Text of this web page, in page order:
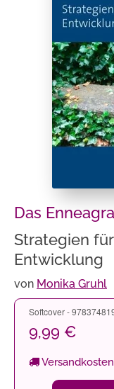
Das
Strategien
Entwicklung
von Monika Gruhl
Softcover -
9,99 €